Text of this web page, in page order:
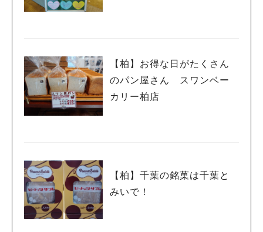
【柏】お得な日がたくさん
のパン屋さん スワンベー
カリー柏店
【柏】千葉の銘菓は千葉と
みいで！